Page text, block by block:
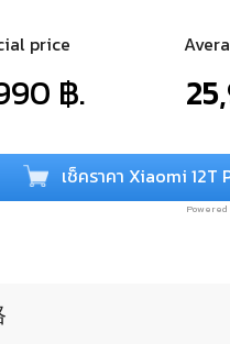
price
฿.
เช็คราคา Xiaomi 12T